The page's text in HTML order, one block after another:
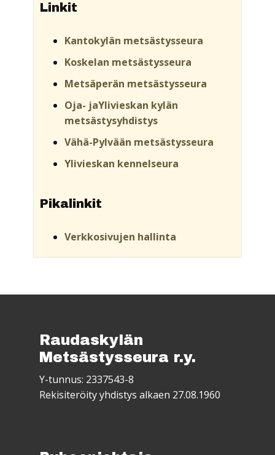
Linkit
Kantokylän metsästysseura
Koskelan metsästysseura
Metsäperän metsästysseura
Oja- jaYlivieskan kylän
metsästysyhdistys
Vähä-Pylvään metsästysseura
Ylivieskan kennelseura
Pikalinkit
Verkkosivujen hallinta
Raudaskylän
Metsästysseura r.y.
Y-tunnus: 2337543-8
Rekisiteröity yhdistys alkaen 27.08.1960